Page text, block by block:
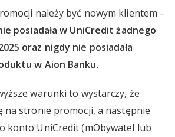
należy być nowym klientem –
posiadała w UniCredit żadnego
oraz nigdy nie posiadała
w Aion Banku.
warunki to wystarczy, że
na stronie promocji, a następnie
konto UniCredit (mObywatel lub